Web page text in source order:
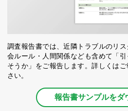
調査報告書では、近隣トラブルのリ
会ルール・人間関係なども含めて「
そうか」をご報告します。詳しくは
さい。
報告書サンプルをダ